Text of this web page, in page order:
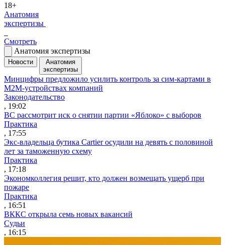
18+
Анатомия
экспертизы
Смотреть
Анатомия экспертизы
Новости
Анатомия
экспертизы
Минцифры предложило усилить контроль за сим-картами в
M2M-устройствах компаний
Законодательство
, 19:02
ВС рассмотрит иск о снятии партии «Яблоко» с выборов
Практика
, 17:55
Экс-владельца бутика Cartier осудили на девять с половиной
лет за таможенную схему
Практика
, 17:18
Экономколлегия решит, кто должен возмещать ущерб при
пожаре
Практика
, 16:51
ВККС открыла семь новых вакансий
Судьи
, 16:15